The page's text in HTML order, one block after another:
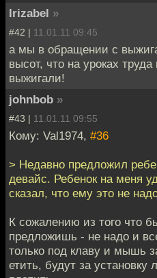
Irizabel »
#42 | 11.01.11 09:45
а мы в обращении с
высот, что на уроках
выжигали!
johnbob »
#43 | 11.01.11 09:55
Кому: Val1974, #36
> Недавно предложил
девайс. Ребенок на меня
сказал, что ему это не
К сожалению из того что
предложишь - не надо и
только под клаву и мышь
етить, будут за установку